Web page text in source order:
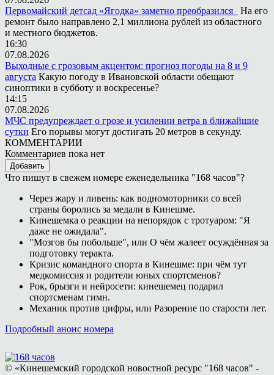
Первомайский детсад «Ягодка» заметно преобразился
На его
ремонт было направлено 2,1 миллиона рублей из областного
и местного бюджетов.
16:30
07.08.2026
Выходные с грозовым акцентом: прогноз погоды на 8 и 9
августа Какую погоду в Ивановской области обещают
синоптики в субботу и воскресенье?
14:15
07.08.2026
МЧС предупреждает о грозе и усилении ветра в ближайшие
сутки Его порывы могут достигать 20 метров в секунду.
КОММЕНТАРИИ
Комментариев пока нет
Добавить
Что пишут в свежем номере еженедельника "168 часов"?
Через жару и ливень: как водномоторники со всей
страны боролись за медали в Кинешме.
Кинешемка о реакции на непорядок с тротуаром: "Я
даже не ожидала".
"Мозгов бы побольше", или О чём жалеет осуждённая за
подготовку теракта.
Кризис командного спорта в Кинешме: при чём тут
медкомиссия и родители юных спортсменов?
Рок, брызги и нейросети: кинешемец подарил
спортсменам гимн.
Механик против цифры, или Разорение по старости лет.
Подробный анонс номера
© «Кинешемский городской новостной ресурс "168 часов" -